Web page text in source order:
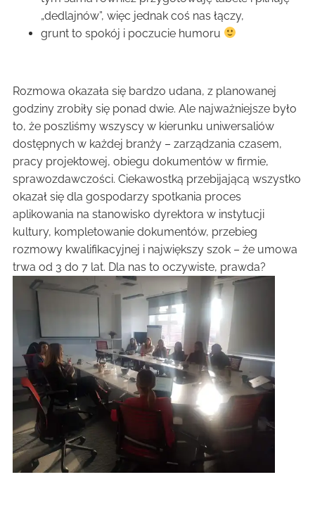
„dedlajnów”, więc jednak coś nas łączy,
grunt to spokój i poczucie humoru
Rozmowa okazała się bardzo udana, z planowanej
godziny zrobiły się ponad dwie. Ale najważniejsze było
to, że poszliśmy wszyscy w kierunku uniwersaliów
dostępnych w każdej branży – zarządzania czasem,
pracy projektowej, obiegu dokumentów w firmie,
sprawozdawczości. Ciekawostką przebijającą wszystko
okazał się dla gospodarzy spotkania proces
aplikowania na stanowisko dyrektora w instytucji
kultury, kompletowanie dokumentów, przebieg
rozmowy kwalifikacyjnej i największy szok – że umowa
trwa od 3 do 7 lat. Dla nas to oczywiste, prawda?